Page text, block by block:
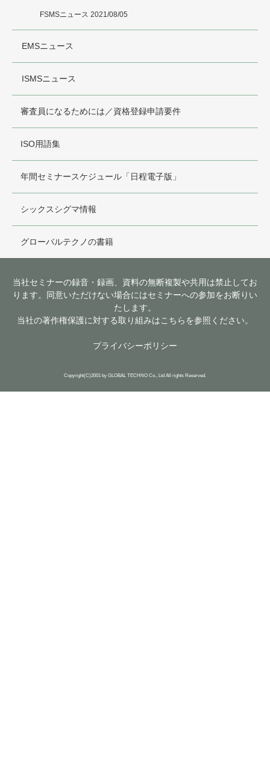
FSMSニュース 2021/08/05
EMSニュース
ISMSニュース
審査員になるためには／資格登録申請要件
ISO用語集
年間セミナースケジュール「日程電子版」
シックスシグマ情報
グローバルテクノの書籍
当社セミナーの録音・録画、資料の無断複製や共用は禁止してお
ります。同意いただけない場合にはセミナーへの参加をお断りい
たします。
当社の著作権保護に対する取り組みはこちらを参照ください。
プライバシーポリシー
Copyright(C)2001 by GLOBAL TECHNO Co., Ltd All rights Reserved.